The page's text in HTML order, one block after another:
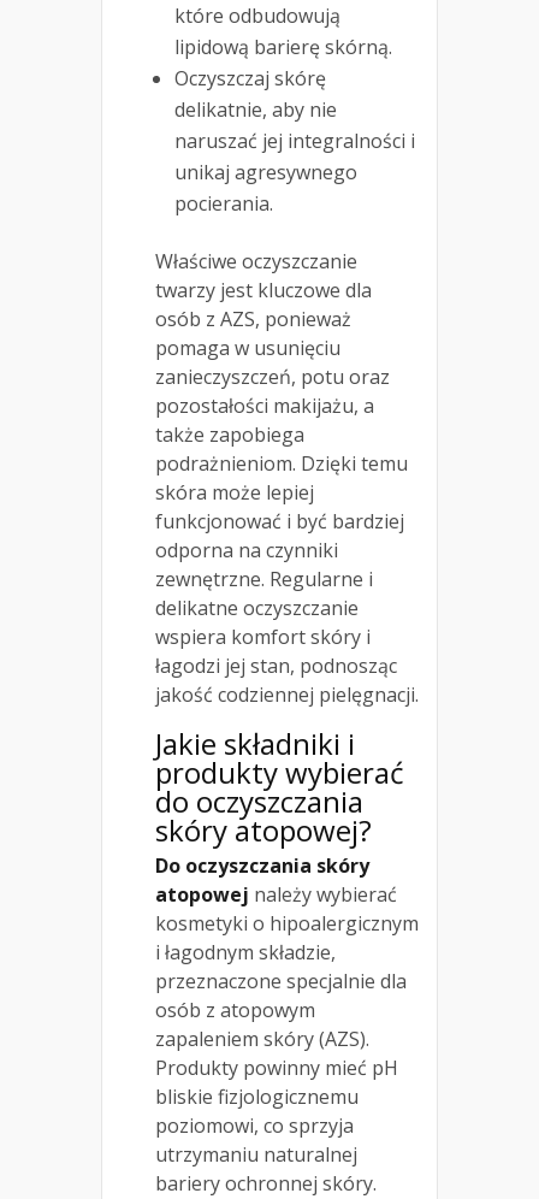
które odbudowują
lipidową barierę skórną.
Oczyszczaj skórę
delikatnie, aby nie
naruszać jej integralności i
unikaj agresywnego
pocierania.
Właściwe oczyszczanie
twarzy jest kluczowe dla
osób z AZS, ponieważ
pomaga w usunięciu
zanieczyszczeń, potu oraz
pozostałości makijażu, a
także zapobiega
podrażnieniom. Dzięki temu
skóra może lepiej
funkcjonować i być bardziej
odporna na czynniki
zewnętrzne. Regularne i
delikatne oczyszczanie
wspiera komfort skóry i
łagodzi jej stan, podnosząc
jakość codziennej pielęgnacji.
Jakie składniki i
produkty wybierać
do oczyszczania
skóry atopowej?
Do oczyszczania skóry
atopowej należy wybierać
kosmetyki o hipoalergicznym
i łagodnym składzie,
przeznaczone specjalnie dla
osób z atopowym
zapaleniem skóry (AZS).
Produkty powinny mieć pH
bliskie fizjologicznemu
poziomowi, co sprzyja
utrzymaniu naturalnej
bariery ochronnej skóry.